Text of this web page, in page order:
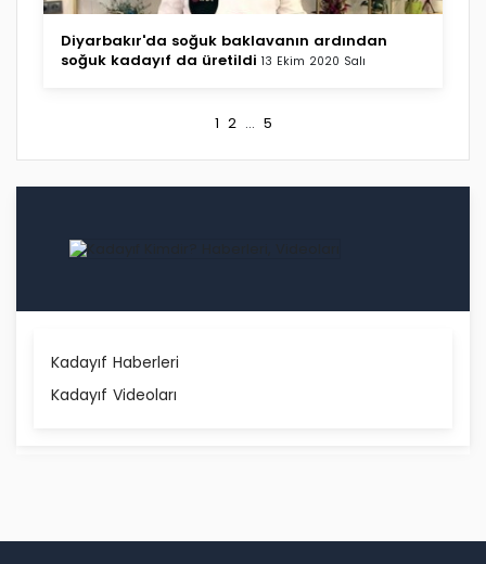
Diyarbakır'da soğuk baklavanın ardından
soğuk kadayıf da üretildi 13 Ekim 2020 Salı
1 2... 5
Kadayıf Haberleri
Kadayıf Videoları